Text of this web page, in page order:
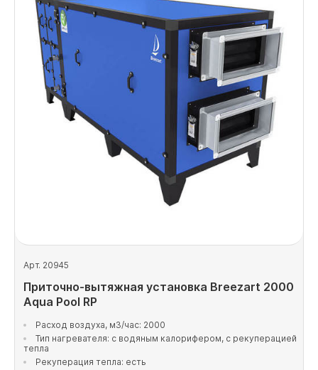
Арт. 20945
Приточно-вытяжная установка Breezart 2000
Aqua Pool RP
Расход воздуха, м3/час: 2000
Тип нагревателя: с водяным калорифером, с рекуперацией
тепла
Рекуперация тепла: есть